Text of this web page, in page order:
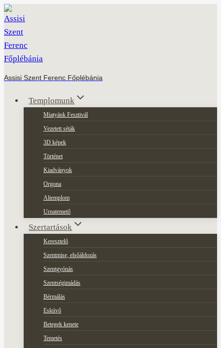
Skip
to
content
Assisi Szent Ferenc Főplébánia
Templomunk
Miatyánk Fesztivál
Vezetett séták
3D képek
Történet
Kiadványok
Orgona
Altemplom
Urnatemető
Szertartások
Keresztelő
Szentmise, elsőáldozás
Szentgyónás
Szentségimádás
Bérmálás
Esküvő
Betegek kenete
Temetés